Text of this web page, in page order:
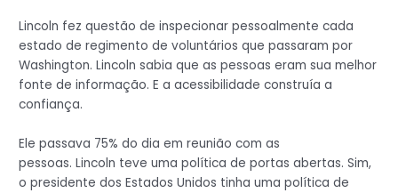
Lincoln fez questão de inspecionar pessoalmente cada
estado de regimento de voluntários que passaram por
Washington. Lincoln sabia que as pessoas eram sua melhor
fonte de informação. E a acessibilidade construía a
confiança.
Ele passava 75% do dia em reunião com as
pessoas. Lincoln teve uma política de portas abertas. Sim,
o presidente dos Estados Unidos tinha uma política de